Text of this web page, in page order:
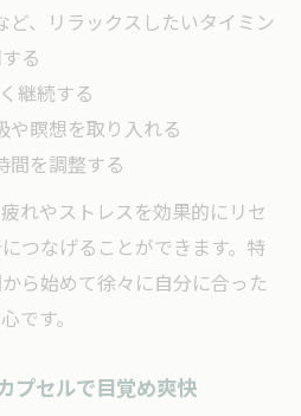
ど、リラックスしたいタイミン
る
継続する
や瞑想を取り入れる
間を調整する
れやストレスを効果的にリセ
つなげることができます。特
ら始めて徐々に自分に合った
です。
プセルで目覚め爽快